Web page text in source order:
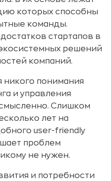
которых способны
команды.
стартапов в
решений
компаний.
никого понимания
и управления
Слишком
лет на
user-friendly
проблем
не нужен.
и потребности